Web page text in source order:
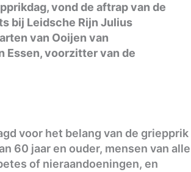
vond de aftrap van de
bij Leidsche Rijn Julius
van Ooijen van
Essen, voorzitter van de
voor het belang van de griepprik
60 jaar en ouder, mensen van alle
of nieraandoeningen, en